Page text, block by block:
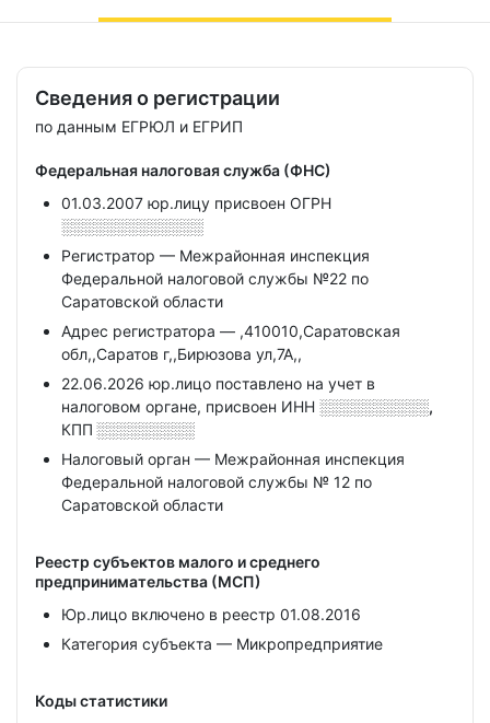
Сведения о регистрации
по данным ЕГРЮЛ и ЕГРИП
Федеральная налоговая служба (ФНС)
01.03.2007 юр.лицу присвоен ОГРН
░░░░░░░░░░░░░
Регистратор — Межрайонная инспекция
Федеральной налоговой службы №22 по
Саратовской области
Адрес регистратора — ,410010,Саратовская
обл,,Саратов г,,Бирюзова ул,7А,,
22.06.2026 юр.лицо поставлено на учет в
налоговом органе, присвоен ИНН ░░░░░░░░░░,
КПП ░░░░░░░░░
Налоговый орган — Межрайонная инспекция
Федеральной налоговой службы № 12 по
Саратовской области
Реестр субъектов малого и среднего
предпринимательства (МСП)
Юр.лицо включено в реестр 01.08.2016
Категория субъекта — Микропредприятие
Коды статистики